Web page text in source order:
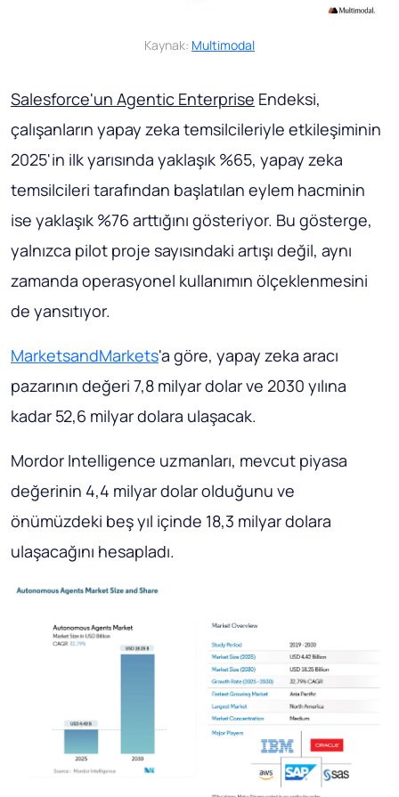
Kaynak: Multimodal
Salesforce'un Agentic Enterprise Endeksi,
çalışanların yapay zeka temsilcileriyle etkileşiminin
2025'in ilk yarısında yaklaşık %65, yapay zeka
temsilcileri tarafından başlatılan eylem hacminin
ise yaklaşık %76 arttığını gösteriyor. Bu gösterge,
yalnızca pilot proje sayısındaki artışı değil, aynı
zamanda operasyonel kullanımın ölçeklenmesini
de yansıtıyor.
MarketsandMarkets'a göre, yapay zeka aracı
pazarının değeri 7,8 milyar dolar ve 2030 yılına
kadar 52,6 milyar dolara ulaşacak.
Mordor Intelligence uzmanları, mevcut piyasa
değerinin 4,4 milyar dolar olduğunu ve
önümüzdeki beş yıl içinde 18,3 milyar dolara
ulaşacağını hesapladı.